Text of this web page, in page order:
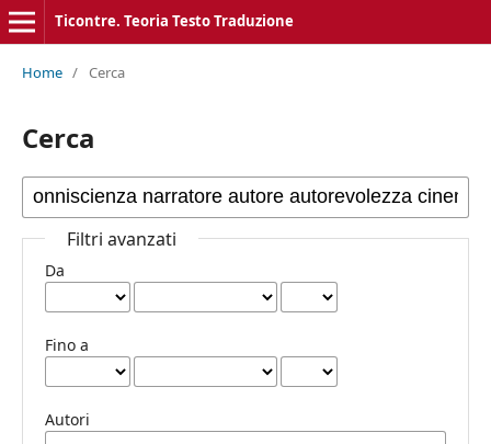
Ticontre. Teoria Testo Traduzione
Home / Cerca
Cerca
Filtri avanzati
Da
Fino a
Autori